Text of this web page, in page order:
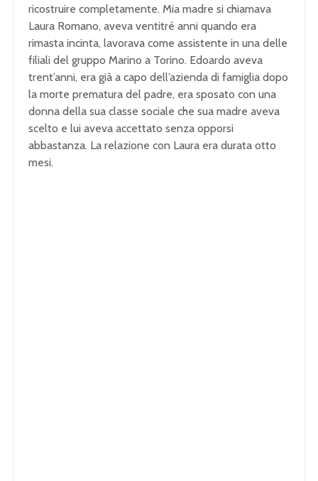
ricostruire completamente. Mia madre si chiamava
Laura Romano, aveva ventitré anni quando era
rimasta incinta, lavorava come assistente in una delle
filiali del gruppo Marino a Torino. Edoardo aveva
trent’anni, era già a capo dell’azienda di famiglia dopo
la morte prematura del padre, era sposato con una
donna della sua classe sociale che sua madre aveva
scelto e lui aveva accettato senza opporsi
abbastanza. La relazione con Laura era durata otto
mesi.